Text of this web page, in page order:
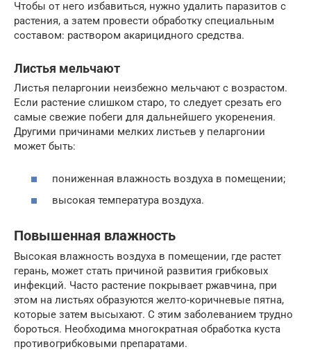
Чтобы от него избавиться, нужно удалить паразитов с
растения, а затем провести обработку специальным
составом: раствором акарицидного средства.
Листья мельчают
Листья пеларгонии неизбежно мельчают с возрастом.
Если растение слишком старо, то следует срезать его
самые свежие побеги для дальнейшего укоренения.
Другими причинами мелких листьев у пеларгонии
может быть:
пониженная влажность воздуха в помещении;
высокая температура воздуха.
Повышенная влажность
Высокая влажность воздуха в помещении, где растет
герань, может стать причиной развития грибковых
инфекций. Часто растение покрывает ржавчина, при
этом на листьях образуются желто-коричневые пятна,
которые затем высыхают. С этим заболеванием трудно
бороться. Необходима многократная обработка куста
противогрибковыми препаратами.